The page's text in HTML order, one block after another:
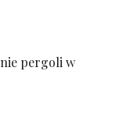
pergoli w